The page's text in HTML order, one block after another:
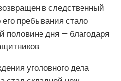
в следственный
пребывания стало
половине дня — благодаря
уголовного дела